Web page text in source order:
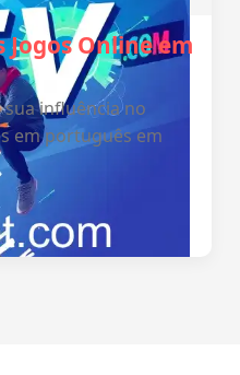
Jogos Online em
sua influência no
em português em